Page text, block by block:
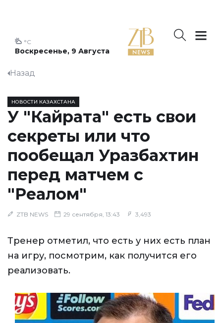
Воскресенье, 9 Августа
°C
Назад
НОВОСТИ КАЗАХСТАНА
У "Кайрата" есть свои
секреты или что
пообещал Уразбахтин
перед матчем с
"Реалом"
ZTB NEWS 29 сентября, 13:43 3,493
Тренер отметил, что есть у них есть план
на игру, посмотрим, как получится его
реализовать.